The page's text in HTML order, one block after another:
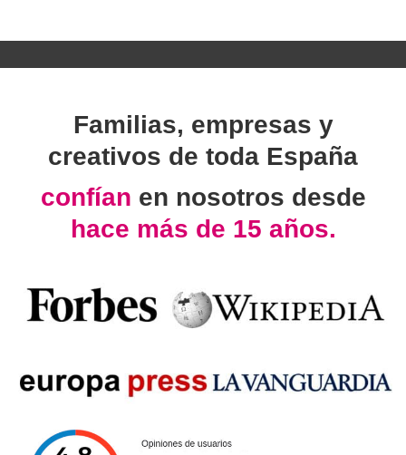
Familias, empresas y
creativos de toda España
confían en nosotros desde
hace más de 15 años.